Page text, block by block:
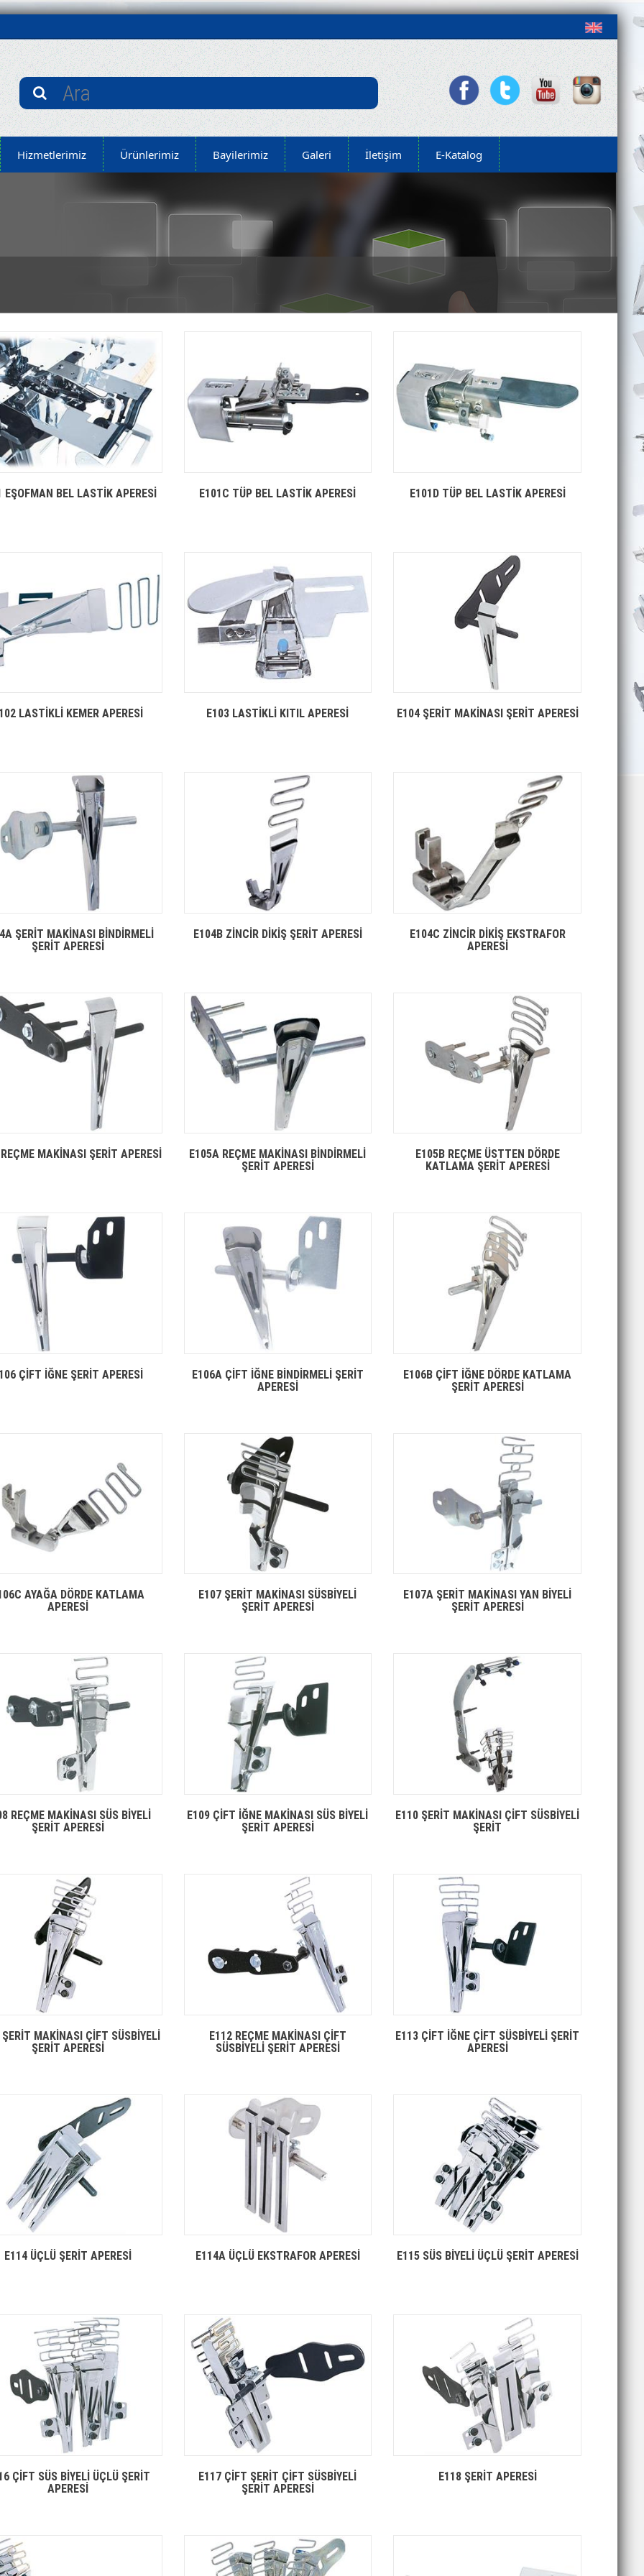
Hizmetlerimiz Ürünlerimiz Bayilerimiz Galeri İletişim E-Katalog
EŞOFMAN BEL LASTİK APERESİ E101C TÜP BEL LASTİK APERESİ E101D TÜP BEL LASTİK APERESİ
LASTİKLİ KEMER APERESİ E103 LASTİKLİ KITIL APERESİ E104 ŞERİT MAKİNASI ŞERİT APERESİ
ŞERİT MAKİNASI BİNDİRMELİ
ŞERİT APERESİ
E104B ZİNCİR DİKİŞ ŞERİT APERESİ
E104C ZİNCİR DİKİŞ EKSTRAFOR
APERESİ
MAKİNASI ŞERİT APERESİ
E105A REÇME MAKİNASI BİNDİRMELİ
ŞERİT APERESİ
E105B REÇME ÜSTTEN DÖRDE
KATLAMA ŞERİT APERESİ
ÇİFT İĞNE ŞERİT APERESİ
E106A ÇİFT İĞNE BİNDİRMELİ ŞERİT
APERESİ
E106B ÇİFT İĞNE DÖRDE KATLAMA
ŞERİT APERESİ
AYAĞA DÖRDE KATLAMA
APERESİ
E107 ŞERİT MAKİNASI SÜSBİYELİ
ŞERİT APERESİ
E107A ŞERİT MAKİNASI YAN BİYELİ
ŞERİT APERESİ
REÇME MAKİNASI SÜS BİYELİ
ŞERİT APERESİ
E109 ÇİFT İĞNE MAKİNASI SÜS BİYELİ
ŞERİT APERESİ
E110 ŞERİT MAKİNASI ÇİFT SÜSBİYELİ
ŞERİT
MAKİNASI ÇİFT SÜSBİYELİ
ŞERİT APERESİ
E112 REÇME MAKİNASI ÇİFT
SÜSBİYELİ ŞERİT APERESİ
E113 ÇİFT İĞNE ÇİFT SÜSBİYELİ ŞERİT
APERESİ
E114 ÜÇLÜ ŞERİT APERESİ E114A ÜÇLÜ EKSTRAFOR APERESİ E115 SÜS BİYELİ ÜÇLÜ ŞERİT APERESİ
ÇİFT SÜS BİYELİ ÜÇLÜ ŞERİT
APERESİ
E117 ÇİFT ŞERİT ÇİFT SÜSBİYELİ
ŞERİT APERESİ
E118 ŞERİT APERESİ